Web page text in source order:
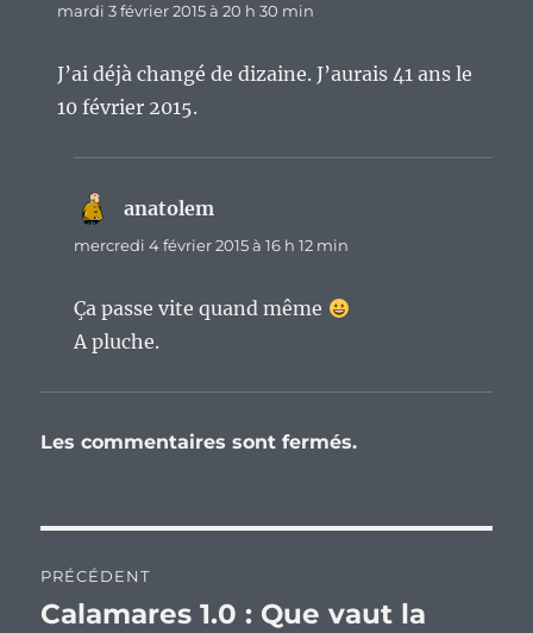
mardi 3 février 2015 à 20 h 30 min
J’ai déjà changé de dizaine. J’aurais 41 ans le
10 février 2015.
anatolem
mercredi 4 février 2015 à 16 h 12 min
Ça passe vite quand même
A pluche.
Les commentaires sont fermés.
de
PRÉCÉDENT
Publication
Calamares 1.0 : Que vaut la